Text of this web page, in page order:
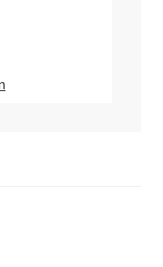
systeem
systeem